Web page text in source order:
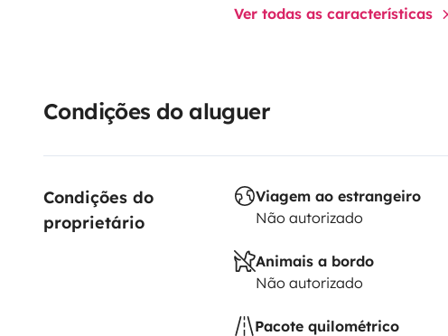
Ver todas as características
Condições do aluguer
Condições do
proprietário
Viagem ao estrangeiro
Não autorizado
Animais a bordo
Não autorizado
Pacote quilométrico